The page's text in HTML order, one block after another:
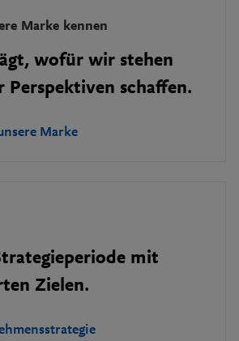
Marke kennen
wofür wir stehen
Perspektiven schaffen.
Marke
mit
Zielen.